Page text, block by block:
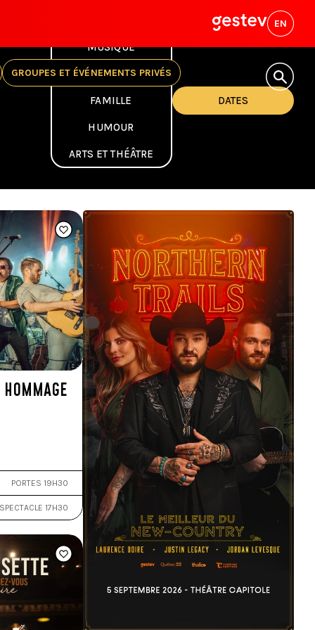
EN
GROUPES ET ÉVÉNEMENTS PRIVÉS
catégories
MUSIQUE
SPORT
FAMILLE
HUMOUR
ARTS ET THÉÂTRE
DATES
PORTES 19H30
17H30